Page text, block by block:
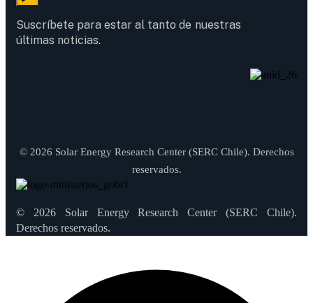
Suscríbete para estar al tanto de nuestras
últimas noticias.
© 2026 Solar Energy Research Center (SERC Chile). Derechos
reservados.
© 2026 Solar Energy Research Center (SERC Chile).
Derechos reservados.